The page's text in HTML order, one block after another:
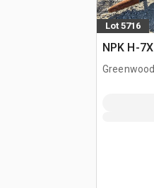
Lot 5716
NPK H-